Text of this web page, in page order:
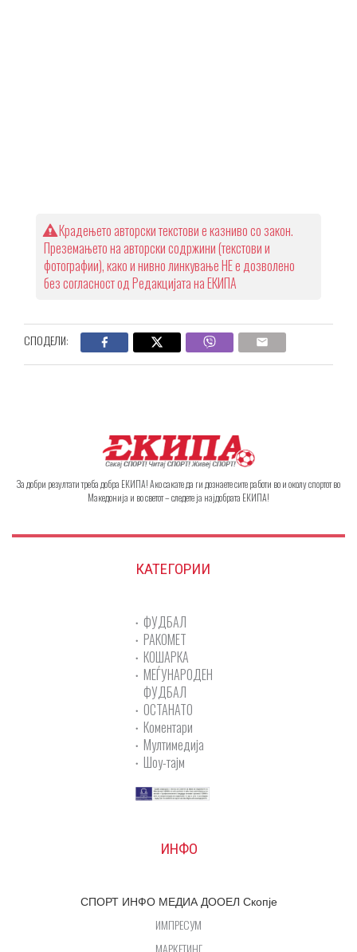
Крадењето авторски текстови е казниво со закон.
Преземањето на авторски содржини (текстови и
фотографии), како и нивно линкување НЕ е дозволено
без согласност од Редакцијата на ЕКИПА
СПОДЕЛИ:
За добри резултати треба добра ЕКИПА! Ако сакате да ги дознаете сите работи во и околу спортот во
Македонија и во светот – следете ја најдобрата ЕКИПА!
КАТЕГОРИИ
ФУДБАЛ
РАКОМЕТ
КОШАРКА
МЕЃУНАРОДЕН
ФУДБАЛ
ОСТАНАТО
Коментари
Мултимедија
Шоу-тајм
ИНФО
СПОРТ ИНФО МЕДИА ДООЕЛ Скопје
ИМПРЕСУМ
МАРКЕТИНГ